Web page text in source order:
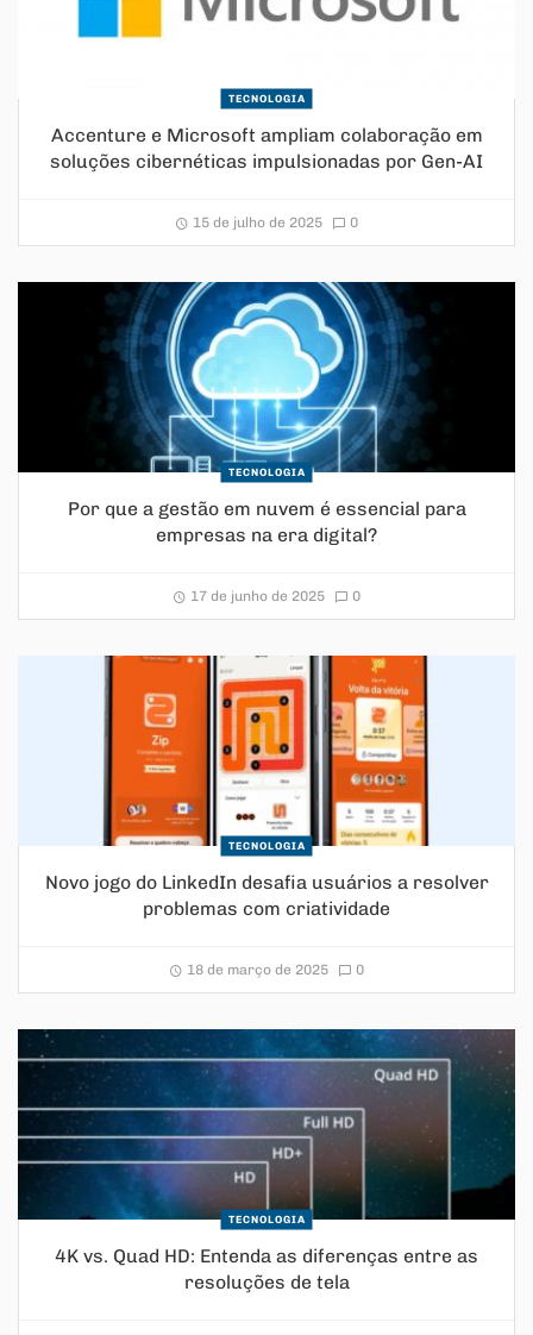
TECNOLOGIA
Accenture e Microsoft ampliam colaboração em
soluções cibernéticas impulsionadas por Gen-AI
15 de julho de 2025 0
TECNOLOGIA
Por que a gestão em nuvem é essencial para
empresas na era digital?
17 de junho de 2025 0
TECNOLOGIA
Novo jogo do LinkedIn desafia usuários a resolver
problemas com criatividade
18 de março de 2025 0
TECNOLOGIA
4K vs. Quad HD: Entenda as diferenças entre as
resoluções de tela